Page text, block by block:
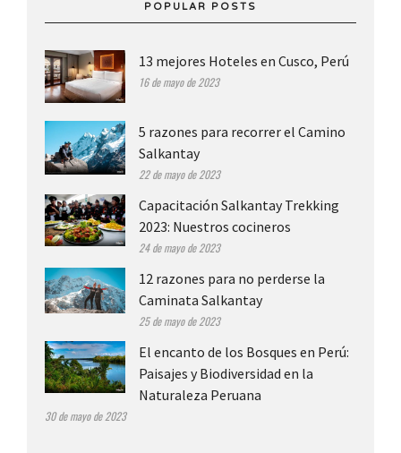
POPULAR POSTS
13 mejores Hoteles en Cusco, Perú
16 de mayo de 2023
5 razones para recorrer el Camino
Salkantay
22 de mayo de 2023
Capacitación Salkantay Trekking
2023: Nuestros cocineros
24 de mayo de 2023
12 razones para no perderse la
Caminata Salkantay
25 de mayo de 2023
El encanto de los Bosques en Perú:
Paisajes y Biodiversidad en la
Naturaleza Peruana
30 de mayo de 2023